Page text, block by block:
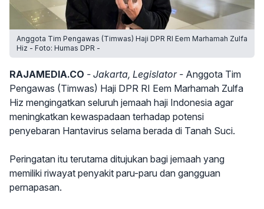
Anggota Tim Pengawas (Timwas) Haji DPR RI Eem Marhamah Zulfa
Hiz - Foto: Humas DPR -
RAJAMEDIA.CO - Jakarta, Legislator - Anggota Tim
Pengawas (Timwas) Haji DPR RI Eem Marhamah Zulfa
Hiz mengingatkan seluruh jemaah haji Indonesia agar
meningkatkan kewaspadaan terhadap potensi
penyebaran Hantavirus selama berada di Tanah Suci.
Peringatan itu terutama ditujukan bagi jemaah yang
memiliki riwayat penyakit paru-paru dan gangguan
pernapasan.